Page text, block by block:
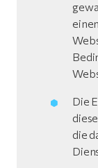
Die
die